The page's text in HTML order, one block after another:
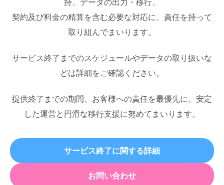
契約及び料金の精算を含む必要な対応に、責任を持って
取り組んでまいります。
サービス終了までのスケジュールやデータの取り扱いな
どは詳細をご確認ください。
提供終了までの期間、お客様への責任を最優先に、安定
した運営と円滑な移行支援に努めてまいります。
サービス終了に関する詳細
お問い合わせ